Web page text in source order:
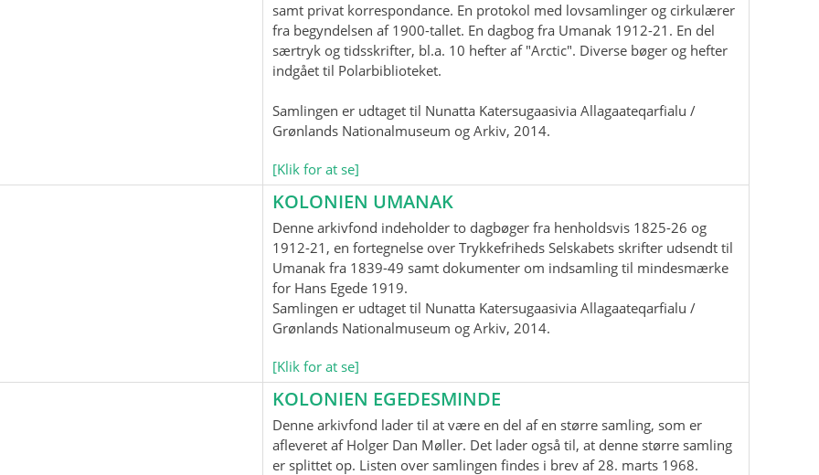
samt privat korrespondance. En protokol med lovsamlinger og cirkulærer
fra begyndelsen af 1900-tallet. En dagbog fra Umanak 1912-21. En del
særtryk og tidsskrifter, bl.a. 10 hefter af "Arctic". Diverse bøger og hefter
indgået til Polarbiblioteket.
Samlingen er udtaget til Nunatta Katersugaasivia Allagaateqarfialu /
Grønlands Nationalmuseum og Arkiv, 2014.
[Klik for at se]
KOLONIEN UMANAK
Denne arkivfond indeholder to dagbøger fra henholdsvis 1825-26 og
1912-21, en fortegnelse over Trykkefriheds Selskabets skrifter udsendt til
Umanak fra 1839-49 samt dokumenter om indsamling til mindesmærke
for Hans Egede 1919.
Samlingen er udtaget til Nunatta Katersugaasivia Allagaateqarfialu /
Grønlands Nationalmuseum og Arkiv, 2014.
[Klik for at se]
KOLONIEN EGEDESMINDE
Denne arkivfond lader til at være en del af en større samling, som er
afleveret af Holger Dan Møller. Det lader også til, at denne større samling
er splittet op. Listen over samlingen findes i brev af 28. marts 1968.